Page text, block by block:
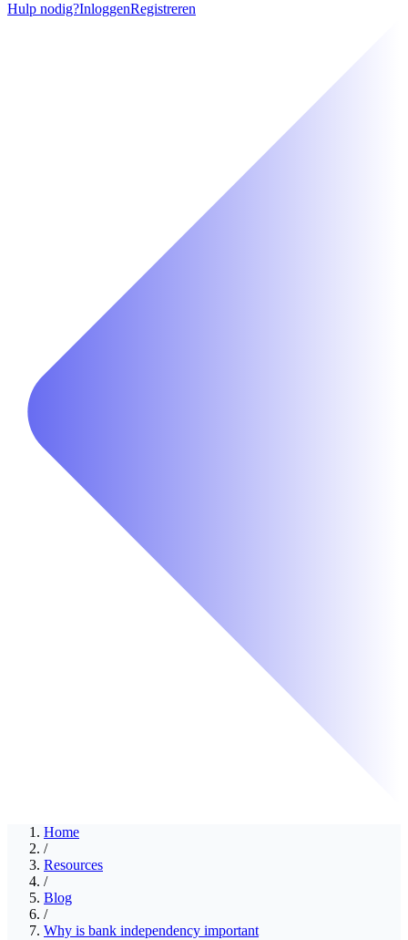
Hulp nodig?InloggenRegistreren
Home
/
Resources
/
Blog
/
Why is bank independency important